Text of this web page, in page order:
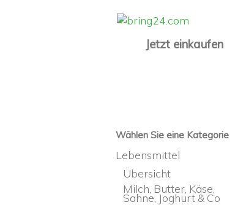
Jetzt einkaufen
Wählen Sie eine Kategorie
Lebensmittel
Übersicht
Milch, Butter, Käse,
Sahne, Joghurt & Co